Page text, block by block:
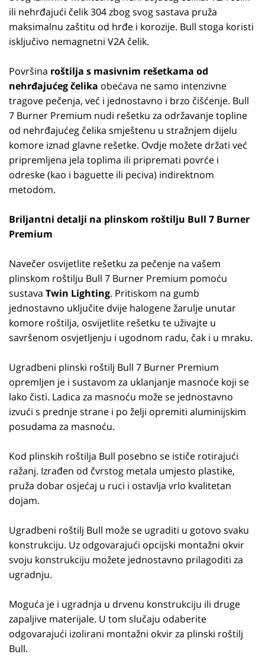
ili nehrđajući čelik 304 zbog svog sastava pruža
maksimalnu zaštitu od hrđe i korozije. Bull stoga koristi
isključivo nemagnetni V2A čelik.
Površina roštilja s masivnim rešetkama od
nehrđajućeg čelika obećava ne samo intenzivne
tragove pečenja, već i jednostavno i brzo čišćenje. Bull
7 Burner Premium nudi rešetku za održavanje topline
od nehrđajućeg čelika smještenu u stražnjem dijelu
komore iznad glavne rešetke. Ovdje možete držati već
pripremljena jela toplima ili pripremati povrće i
odreske (kao i baguette ili peciva) indirektnom
metodom.
Briljantni detalji na plinskom roštilju Bull 7 Burner
Premium
Navečer osvijetlite rešetku za pečenje na vašem
plinskom roštilju Bull 7 Burner Premium pomoću
sustava Twin Lighting. Pritiskom na gumb
jednostavno uključite dvije halogene žarulje unutar
komore roštilja, osvijetlite rešetku te uživajte u
savršenom osvjetljenju i ugodnom radu, čak i u mraku.
Ugradbeni plinski roštilj Bull 7 Burner Premium
opremljen je i sustavom za uklanjanje masnoće koji se
lako čisti. Ladica za masnoću može se jednostavno
izvući s prednje strane i po želji opremiti aluminijskim
posudama za masnoću.
Kod plinskih roštilja Bull posebno se ističe rotirajući
ražanj. Izrađen od čvrstog metala umjesto plastike,
pruža dobar osjećaj u ruci i ostavlja vrlo kvalitetan
dojam.
Ugradbeni roštilj Bull može se ugraditi u gotovo svaku
konstrukciju. Uz odgovarajući opcijski montažni okvir
svoju konstrukciju možete jednostavno prilagoditi za
ugradnju.
Moguća je i ugradnja u drvenu konstrukciju ili druge
zapaljive materijale. U tom slučaju odaberite
odgovarajući izolirani montažni okvir za plinski roštilj
Bull.